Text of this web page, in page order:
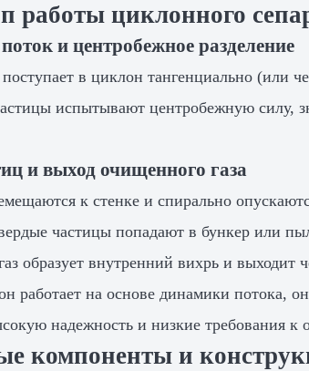
работы циклонного
и центробежное разделение
в циклон тангенциально (или
испытывают центробежную силу,
и выход очищенного газа
к стенке и спирально
частицы попадают в бункер или
образует внутренний вихрь и выходит
работает на основе динамики потока,
надежность и низкие требования к
компоненты и